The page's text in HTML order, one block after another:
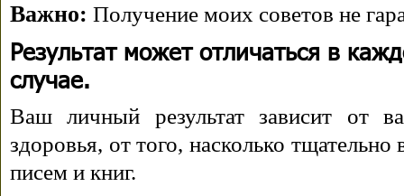
Важно: Получение моих советов не
Результат может отличаться в
случае.
Ваш личный результат зависит от
здоровья, от того, насколько
писем и книг.